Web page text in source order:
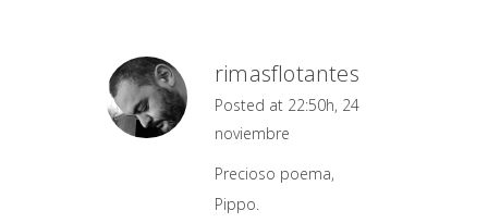
rimasflotantes
Posted at 22:50h, 24
noviembre
Precioso poema,
Pippo.